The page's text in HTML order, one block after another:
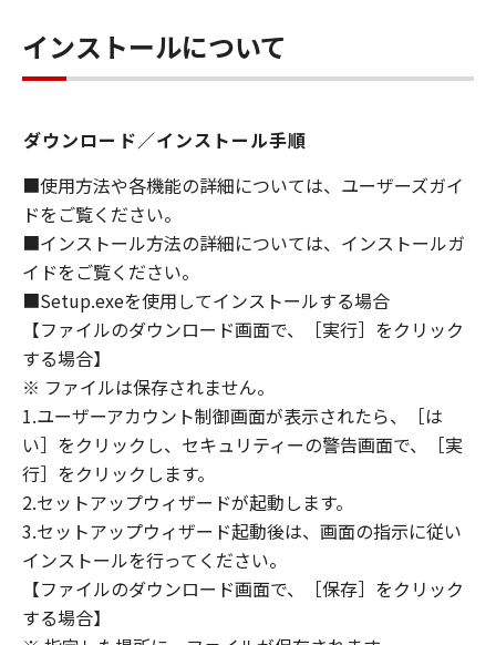
あるいはサポートを行うことについて、いかな
る責任も負うものではありません。
(1) 「本ソフトウェア」は、『現状のまま』の
状態で使用許諾されます。キヤノン、キヤノン
のライセンサー、キヤノンの子会社、キヤノン
の関連会社、それらの販売代理店または販売店
のいずれも、「本ソフトウェア」に関して、商
品性および特定の目的への適合性の保証を含
め、いかなる保証も、明示たると黙示たるとを
問わず一切しないものとします。
(2) キヤノン、キヤノンのライセンサー、キヤノ
ンの子会社、キヤノンの関連会社、それらの販
売代理店または販売店のいずれも、「本ソフト
ウェア」の使用または使用不能から生ずるいか
なる損害（逸失利益およびその他の派生的また
は付随的な損害を含むがこれらに限定されない
全ての損害を言います。）について、適用法で
認められる限り、一切の責任を負わないものと
します。たとえ、キヤノン、キヤノンのライセ
ンサー、キヤノンの子会社、キヤノンの関連会
社、それらの販売代理店または販売店がかかる
インストールについて
ダウンロード／インストール手順
■使用方法や各機能の詳細については、ユーザーズガイ
ドをご覧ください。
■インストール方法の詳細については、インストールガ
イドをご覧ください。
■Setup.exeを使用してインストールする場合
【ファイルのダウンロード画面で、［実行］をクリック
する場合】
※ ファイルは保存されません。
1.ユーザーアカウント制御画面が表示されたら、［は
い］をクリックし、セキュリティーの警告画面で、［実
行］をクリックします。
2.セットアップウィザードが起動します。
3.セットアップウィザード起動後は、画面の指示に従い
インストールを行ってください。
【ファイルのダウンロード画面で、［保存］をクリック
する場合】